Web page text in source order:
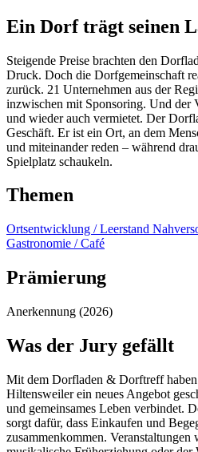
Ein Dorf trägt seinen
Steigende Preise brachten den
Druck. Doch die Dorfgemeinschaft
zurück. 21 Unternehmen aus der
inzwischen mit Sponsoring. Und der
und wieder auch vermietet. Der
Geschäft. Er ist ein Ort, an dem
und miteinander reden – während
Spielplatz schaukeln.
Themen
Ortsentwicklung / Leerstand
Gastronomie / Café
Prämierung
Anerkennung (2026)
Was der Jury gefällt
Mit dem Dorfladen & Dorftreff
Hiltensweiler ein neues Angebot
und gemeinsames Leben verbindet.
sorgt dafür, dass Einkaufen und
zusammenkommen.